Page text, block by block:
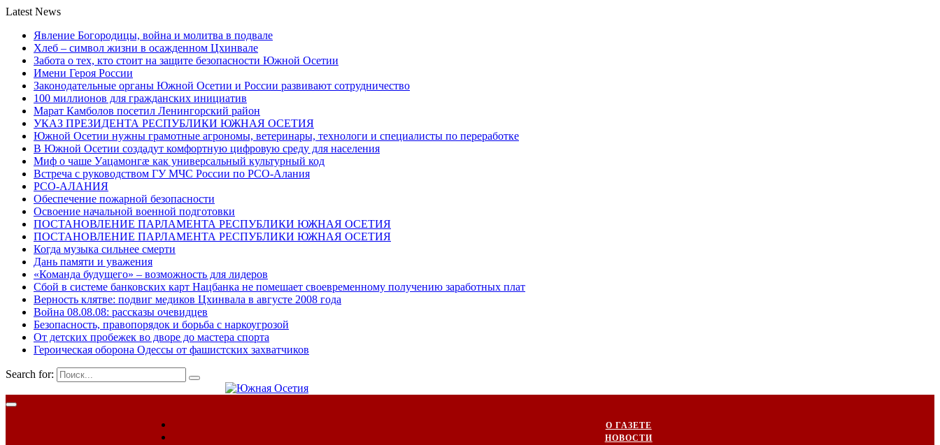
Latest News
Явление Богородицы, война и молитва в подвале
Хлеб – символ жизни в осажденном Цхинвале
Забота о тех, кто стоит на защите безопасности Южной Осетии
Имени Героя России
Законодательные органы Южной Осетии и России развивают сотрудничество
100 миллионов для гражданских инициатив
Марат Камболов посетил Ленингорский район
УКАЗ ПРЕЗИДЕНТА РЕСПУБЛИКИ ЮЖНАЯ ОСЕТИЯ
Южной Осетии нужны грамотные агрономы, ветеринары, технологи и специалисты по переработке
В Южной Осетии создадут комфортную цифровую среду для населения
Миф о чаше Уацамонгæ как универсальный культурный код
Встреча с руководством ГУ МЧС России по РСО-Алания
РСО-АЛАНИЯ
Обеспечение пожарной безопасности
Освоение начальной военной подготовки
ПОСТАНОВЛЕНИЕ ПАРЛАМЕНТА РЕСПУБЛИКИ ЮЖНАЯ ОСЕТИЯ
ПОСТАНОВЛЕНИЕ ПАРЛАМЕНТА РЕСПУБЛИКИ ЮЖНАЯ ОСЕТИЯ
Когда музыка сильнее смерти
Дань памяти и уважения
«Команда будущего» – возможность для лидеров
Сбой в системе банковских карт Нацбанка не помешает своевременному получению заработных плат
Верность клятве: подвиг медиков Цхинвала в августе 2008 года
Война 08.08.08: рассказы очевидцев
Безопасность, правопорядок и борьба с наркоугрозой
От детских пробежек во дворе до мастера спорта
Героическая оборона Одессы от фашистских захватчиков
Search for:
О ГАЗЕТЕ
НОВОСТИ